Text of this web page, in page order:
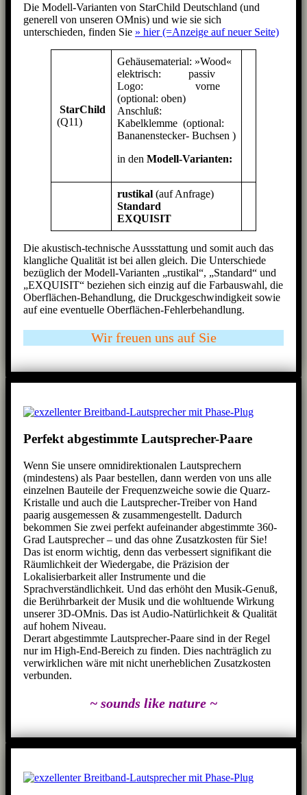
Die Modell-Varianten von StarChild Deutschland (und
generell von unseren OMnis) und wie sie sich
unterschieden, finden Sie » hier (=Anzeige auf neuer Seite)
StarChild
(Q11)
Gehäusematerial: »Wood«
elektrisch: passiv
Logo: vorne
(optional: oben)
Anschluß:
Kabelklemme (optional:
Bananenstecker- Buchsen )
in den Modell-Varianten:
rustikal (auf Anfrage)
Standard
EXQUISIT
Die akustisch-technische Aussstattung und somit auch das
klangliche Qualität ist bei allen gleich. Die Unterschiede
bezüglich der Modell-Varianten „rustikal“, „Standard“ und
„EXQUISIT“ beziehen sich einzig auf die Farbauswahl, die
Oberflächen-Behandlung, die Druckgeschwindigkeit sowie
auf eine eventuelle Oberflächen-Fehlerbehandlung.
Wir freuen uns auf Sie
Perfekt abgestimmte Lautsprecher-Paare
Wenn Sie unsere omnidirektionalen Lautsprechern
(mindestens) als Paar bestellen, dann werden von uns alle
einzelnen Bauteile der Frequenzweiche sowie die Quarz-
Kristalle und auch die Lautsprecher-Treiber von Hand
paarig ausgemessen & zusammengestellt. Dadurch
bekommen Sie zwei perfekt aufeinander abgestimmte 360-
Grad Lautsprecher – und das ohne Zusatzkosten für Sie!
Das ist enorm wichtig, denn das verbessert signifikant die
Räumlichkeit der Wiedergabe, die Präzision der
Lokalisierbarkeit aller Instrumente und die
Sprachverständlichkeit. Und das erhöht den Musik-Genuß,
die Berührbarkeit der Musik und die wohltuende Wirkung
unserer 3D-OMnis. Das ist Audio-Natürlichkeit & Qualität
auf hohem Niveau.
Derart abgestimmte Lautsprecher-Paare sind in der Regel
nur im High-End-Bereich zu finden. Dies nachträglich zu
verwirklichen wäre mit nicht unerheblichen Zusatzkosten
verbunden.
~ sounds like nature ~